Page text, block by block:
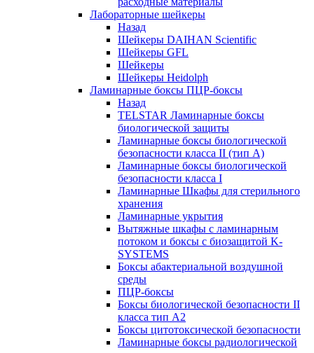
Лабораторные шейкеры
Назад
Шейкеры DAIHAN Scientific
Шейкеры GFL
Шейкеры
Шейкеры Heidolph
Ламинарные боксы ПЦР-боксы
Назад
TELSTAR Ламинарные боксы
биологической защиты
Ламинарные боксы биологической
безопасности класса II (тип А)
Ламинарные боксы биологической
безопасности класса I
Ламинарные Шкафы для стерильного
хранения
Ламинарные укрытия
Вытяжные шкафы с ламинарным
потоком и боксы с биозащитой K-
SYSTEMS
Боксы абактериальной воздушной
среды
ПЦР-боксы
Боксы биологической безопасности II
класса тип A2
Боксы цитотоксической безопасности
Ламинарные боксы радиологической